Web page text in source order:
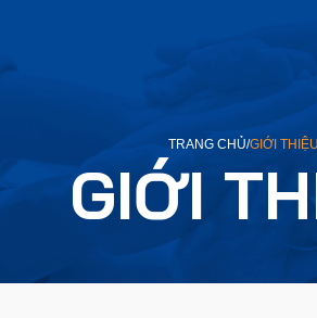
TRANG CHỦ/GIỚI THIỆU
GIỚI